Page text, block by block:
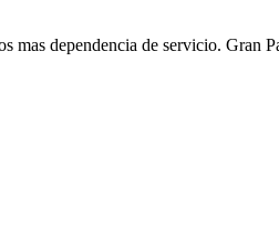
mas dependencia de servicio. Gran